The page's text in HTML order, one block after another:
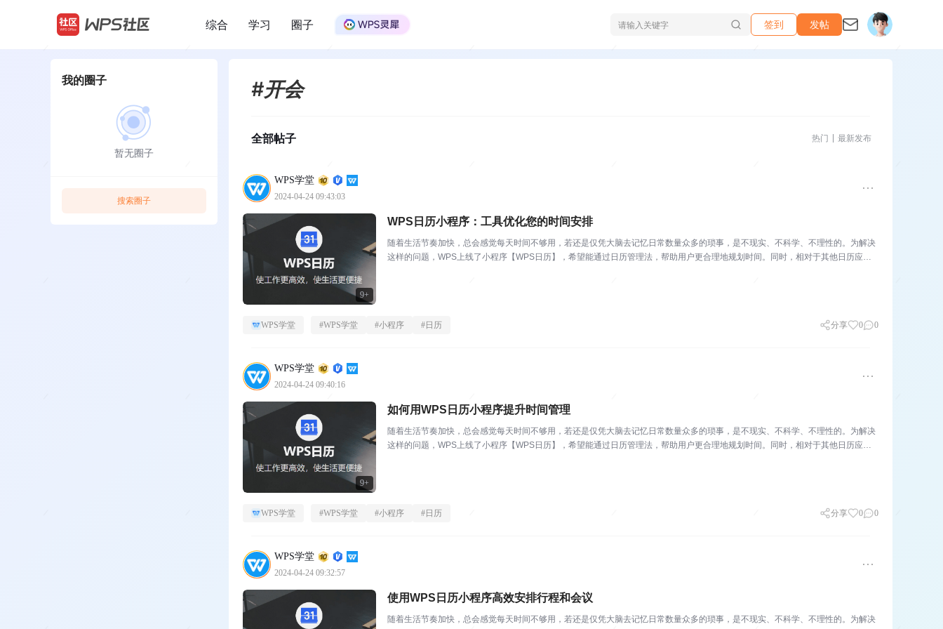
/
综合 学习 圈子 签到 发帖
我的圈子
暂无圈子
搜索圈子
#开会
全部帖子 热门 最新发布
WPS学堂
2024-04-24 09:43:03
9+
WPS日历小程序：工具优化您的时间安排
随着生活节奏加快，总会感觉每天时间不够用，若还是仅凭大脑去记忆日常数量众多的琐事，是不现实、不科学、不理性的。为解决
这样的问题，WPS上线了小程序【WPS日历】，希望能通过日历管理法，帮助用户更合理地规划时间。同时，相对于其他日历应
WPS学堂 #WPS学堂 #小程序 # 日历 分享 0 0
WPS学堂
2024-04-24 09:40:16
9+
如何用WPS日历小程序提升时间管理
随着生活节奏加快，总会感觉每天时间不够用，若还是仅凭大脑去记忆日常数量众多的琐事，是不现实、不科学、不理性的。为解决
这样的问题，WPS上线了小程序【WPS日历】，希望能通过日历管理法，帮助用户更合理地规划时间。同时，相对于其他日历应
WPS学堂 #WPS学堂 #小程序 # 日历 分享 0 0
WPS学堂
2024-04-24 09:32:57
使用WPS日历小程序高效安排行程和会议
随着生活节奏加快，总会感觉每天时间不够用，若还是仅凭大脑去记忆日常数量众多的琐事，是不现实、不科学、不理性的。为解决